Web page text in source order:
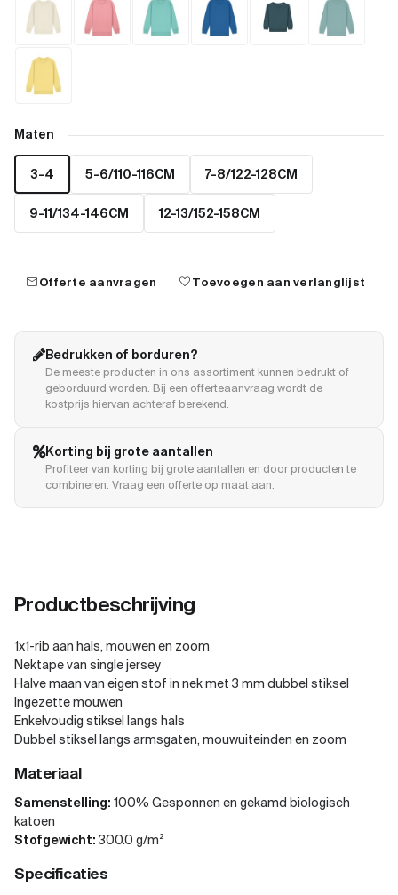
Maten
3-4 5-6/110-116CM 7-8/122-128CM
9-11/134-146CM 12-13/152-158CM
mailOfferte aanvragen favoriteToevoegen aan verlanglijst
Bedrukken of borduren?
De meeste producten in ons assortiment kunnen bedrukt of
geborduurd worden. Bij een offerteaanvraag wordt de
kostprijs hiervan achteraf berekend.
Korting bij grote aantallen
Profiteer van korting bij grote aantallen en door producten te
combineren. Vraag een offerte op maat aan.
Productbeschrijving
1x1-rib aan hals, mouwen en zoom
Nektape van single jersey
Halve maan van eigen stof in nek met 3 mm dubbel stiksel
Ingezette mouwen
Enkelvoudig stiksel langs hals
Dubbel stiksel langs armsgaten, mouwuiteinden en zoom
Materiaal
Samenstelling: 100% Gesponnen en gekamd biologisch
katoen
Stofgewicht: 300.0 g/m²
Specificaties